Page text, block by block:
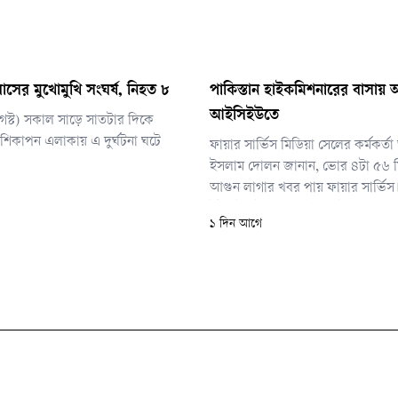
মুখোমুখি সংঘর্ষ, নিহত ৮
সকাল সাড়ে সাতটার দিকে
এলাকায় এ দুর্ঘটনা ঘটে
পাকিস্তান হাইকমিশনারের বাসায়
আইসিইউতে
ফায়ার সার্ভিস মিডিয়া সেলের
ইসলাম দোলন জানান, ভোর ৪টা ৫৬
আগুন লাগার খবর পায় ফায়ার
নিয়ন্ত্রণে আনে। আগুন পুরোপুরি
১ দিন আগে